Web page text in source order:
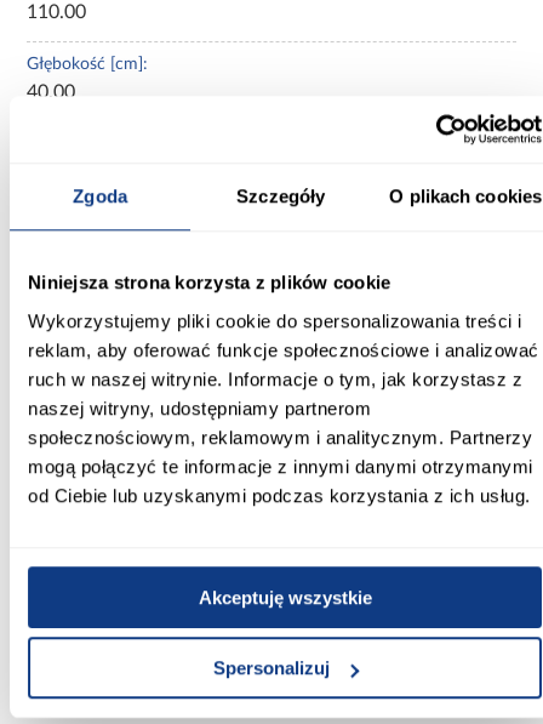
Zgoda Szczegóły O plikach cookies
Niniejsza strona korzysta z plików cookie
Wykorzystujemy pliki cookie do spersonalizowania treści i
reklam, aby oferować funkcje społecznościowe i analizować
ruch w naszej witrynie. Informacje o tym, jak korzystasz z
naszej witryny, udostępniamy partnerom
społecznościowym, reklamowym i analitycznym. Partnerzy
mogą połączyć te informacje z innymi danymi otrzymanymi
od Ciebie lub uzyskanymi podczas korzystania z ich usług.
Akceptuję wszystkie
Spersonalizuj
110.00
Głębokość [cm]:
40.00
biały
Wybarwienie:
białe
Lustro:
bez lustra
2-drzwiowa
Wykończenie frontów:
Wykończenie korpusu: